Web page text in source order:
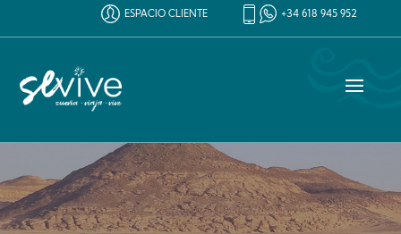
ESPACIO CLIENTE +34 618 945 952